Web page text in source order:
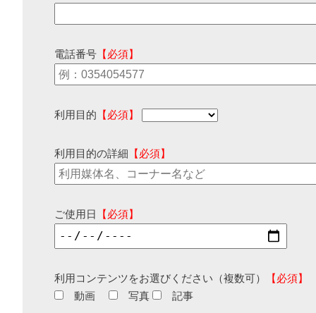
電話番号 【必須】
利用目的 【必須】
利用目的の詳細 【必須】
ご使用日 【必須】
利用コンテンツをお選びください（複数可）
【必須】
動画
写真 記事